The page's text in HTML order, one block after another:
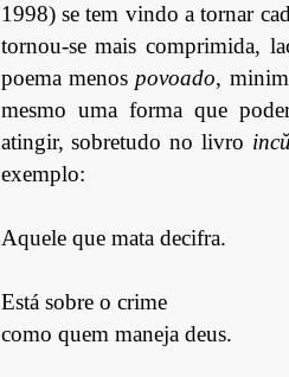
1998) se tem vindo a tornar
tornou-se mais comprimida,
poema menos povoado,
mesmo uma forma que
atingir, sobretudo no livro
exemplo:
Aquele que mata decifra.
Está sobre o crime
como quem maneja deus.